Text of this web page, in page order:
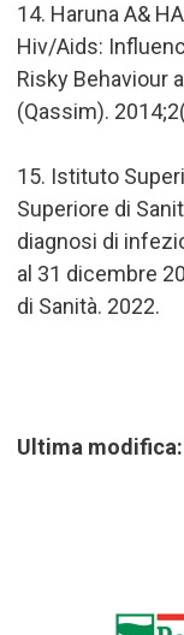
14. Haruna A&
Hiv/Aids:
Risky Behaviour
(Qassim).
15. Istituto
Superiore di
diagnosi di
al 31 dicembre
di Sanità. 2022.
Ultima modifica: